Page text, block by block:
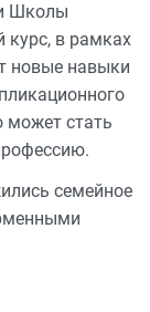
Школы
в рамках
новые навыки
может стать
семейное